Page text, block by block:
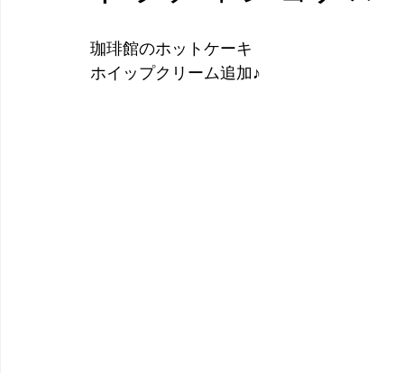
珈琲館のホットケーキ
ホイップクリーム追加♪